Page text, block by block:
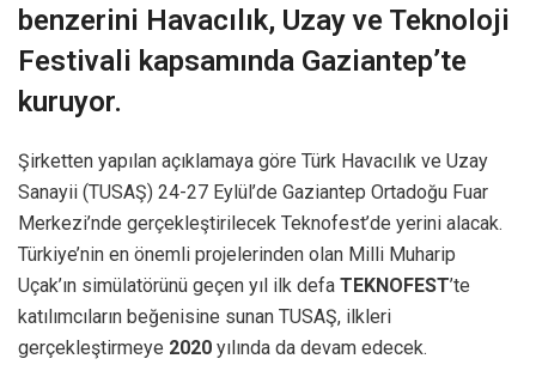
benzerini Havacılık, Uzay ve Teknoloji
Festivali kapsamında Gaziantep’te
kuruyor.
Şirketten yapılan açıklamaya göre Türk Havacılık ve Uzay
Sanayii (TUSAŞ) 24-27 Eylül’de Gaziantep Ortadoğu Fuar
Merkezi’nde gerçekleştirilecek Teknofest’de yerini alacak.
Türkiye’nin en önemli projelerinden olan Milli Muharip
Uçak’ın simülatörünü geçen yıl ilk defa TEKNOFEST’te
katılımcıların beğenisine sunan TUSAŞ, ilkleri
gerçekleştirmeye 2020 yılında da devam edecek.